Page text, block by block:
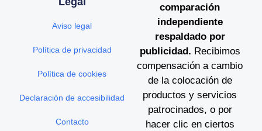
comparación
independiente
respaldado por
publicidad. Recibimos
compensación a cambio
de la colocación de
productos y servicios
patrocinados, o por
hacer clic en ciertos
Aviso legal
Política de privacidad
Política de cookies
Declaración de accesibilidad
Contacto